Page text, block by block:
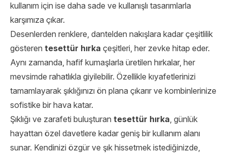
kullanım için ise daha sade ve kullanışlı tasarımlarla
karşımıza çıkar.
Desenlerden renklere, dantelden nakışlara kadar çeşitlilik
gösteren tesettür hırka çeşitleri, her zevke hitap eder.
Aynı zamanda, hafif kumaşlarla üretilen hırkalar, her
mevsimde rahatlıkla giyilebilir. Özellikle kıyafetlerinizi
tamamlayarak şıklığınızı ön plana çıkarır ve kombinlerinize
sofistike bir hava katar.
Şıklığı ve zarafeti buluşturan tesettür hırka, günlük
hayattan özel davetlere kadar geniş bir kullanım alanı
sunar. Kendinizi özgür ve şık hissetmek istediğinizde,